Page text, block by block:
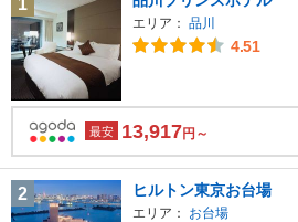
エリア： 品川
4.51
最安 13,917円～
2 ヒルトン東京お台場
エリア： お台場